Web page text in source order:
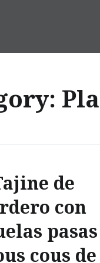
de
con
pasas
cous de